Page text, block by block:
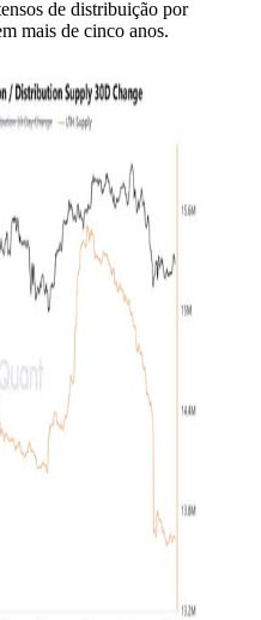
de distribuição por
mais de cinco anos.